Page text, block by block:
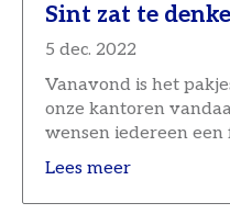
Sint zat te
5 dec. 2022
Vanavond is het
onze kantoren
wensen iedereen een
Lees meer